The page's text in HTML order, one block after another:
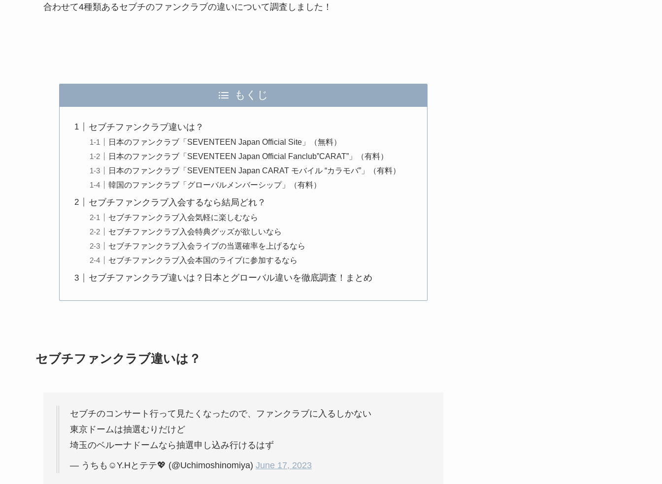
合わせて4種類あるセブチのファンクラブの違いについて調査しました！
もくじ
セブチファンクラブ違いは？
日本のファンクラブ「SEVENTEEN Japan Official Site」（無料）
日本のファンクラブ「SEVENTEEN Japan Official Fanclub”CARAT”」（有料）
日本のファンクラブ「SEVENTEEN Japan CARAT モバイル “カラモバ”」（有料）
韓国のファンクラブ「グローバルメンバーシップ」（有料）
セブチファンクラブ入会するなら結局どれ？
セブチファンクラブ入会気軽に楽しむなら
セブチファンクラブ入会特典グッズが欲しいなら
セブチファンクラブ入会ライブの当選確率を上げるなら
セブチファンクラブ入会本国のライブに参加するなら
セブチファンクラブ違いは？日本とグローバル違いを徹底調査！まとめ
セブチファンクラブ違いは？
セブチのコンサート行って見たくなったので、ファンクラブに入るしかない
東京ドームは抽選むりだけど
埼玉のベルーナドームなら抽選申し込み行けるはず
— うちも☺︎Y.Hとテテ💖 (@Uchimoshinomiya) June 17, 2023